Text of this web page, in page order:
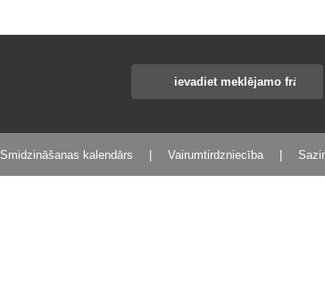
Smidzināšanas kalendārs Vairumtirdzniecība